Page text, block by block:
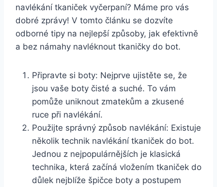
navlékání tkaniček vyčerpaní? Máme pro vás
dobré ⁣zprávy! V tomto článku se dozvíte‍
odborné tipy na nejlepší‌ způsoby, jak efektivně
a⁣ bez námahy navléknout tkaničky do bot.
Připravte si boty: Nejprve ujistěte se, že
jsou vaše boty čisté a suché. To⁢ vám
pomůže uniknout zmatekům ‌a ‍zkusené
ruce při navlékání.
Použijte správný způsob navlékání: Existuje
několik technik navlékání tkaniček do bot.
Jednou z⁢ nejpopulárnějších je klasická
technika, která začíná vložením tkaniček do
důlek nejblíže ‌špičce⁤ boty a postupem